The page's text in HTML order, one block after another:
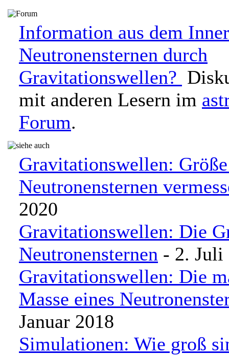
Information aus dem
Neutronensternen durch
Gravitationswellen?
mit anderen Lesern im
Forum.
Gravitationswellen:
Neutronensternen
2020
Gravitationswellen: Die
Neutronensternen - 2. Juli
Gravitationswellen: Die
Masse eines
Januar 2018
Simulationen: Wie groß